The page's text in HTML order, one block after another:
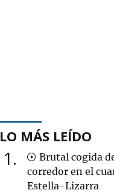
LO MÁS LEÍDO
1
Brutal cogida
corredor en el
Estella-Lizarra